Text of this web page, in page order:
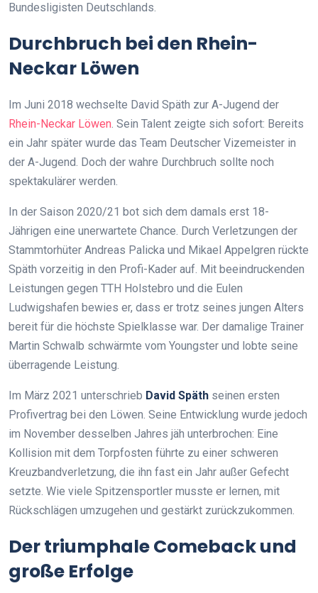
Bundesligisten Deutschlands.
Durchbruch bei den Rhein-
Neckar Löwen
Im Juni 2018 wechselte David Späth zur A-Jugend der
Rhein-Neckar Löwen. Sein Talent zeigte sich sofort: Bereits
ein Jahr später wurde das Team Deutscher Vizemeister in
der A-Jugend. Doch der wahre Durchbruch sollte noch
spektakulärer werden.
In der Saison 2020/21 bot sich dem damals erst 18-
Jährigen eine unerwartete Chance. Durch Verletzungen der
Stammtorhüter Andreas Palicka und Mikael Appelgren rückte
Späth vorzeitig in den Profi-Kader auf. Mit beeindruckenden
Leistungen gegen TTH Holstebro und die Eulen
Ludwigshafen bewies er, dass er trotz seines jungen Alters
bereit für die höchste Spielklasse war. Der damalige Trainer
Martin Schwalb schwärmte vom Youngster und lobte seine
überragende Leistung.
Im März 2021 unterschrieb David Späth seinen ersten
Profivertrag bei den Löwen. Seine Entwicklung wurde jedoch
im November desselben Jahres jäh unterbrochen: Eine
Kollision mit dem Torpfosten führte zu einer schweren
Kreuzbandverletzung, die ihn fast ein Jahr außer Gefecht
setzte. Wie viele Spitzensportler musste er lernen, mit
Rückschlägen umzugehen und gestärkt zurückzukommen.
Der triumphale Comeback und
große Erfolge